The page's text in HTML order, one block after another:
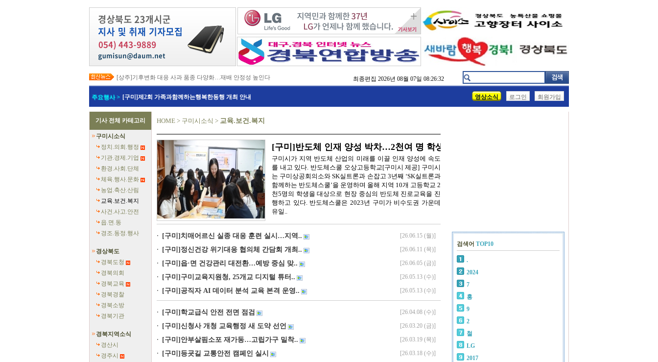
[상주]기후변화 대응 사과 품종 다양화…재배 안정성 높인다
[봉화]‘K-베트남 밸리 특구’ 최종 지정…3,476억 투입
[김천]지방세입 체납관리단 본격 가동…맞춤형 징수 나선다
[고령]가뭄 장기화 총력 대응…농업용수 확보 긴급 지원
[경북교육청]‘수리력+ 웹 콘텐츠’ 개발…맞춤형 수학 학습 지원
[경북도청]‘말산업 특구’ 키운다…한국마사회 영천 유치 공동전선
[구미]예능 타고 뜬 구미 관광…‘갓 튀긴 라면’ 판매량 6배 껑충
[경북교육청]일본 방위백서 독도 영유권 주장 강력 규탄
최종편집 2026년 08월 07일 08:26:32
주요행사 > [구미]제2회 가족과함께하는행복한동행 개최 안내 영상소식 로그인 회원가입
기사 전체 카테고리
구미시소식
정치.의회.행정
기관.경제.기업
환경.사회.단체
체육.행사.문화
농업.축산.산림
교육.보건.복지
사건.사고.안전
읍.면.동
경조.동정.행사
경상북도
경북도청
경북의회
경북교육
경북경찰
경북소방
경북기관
경북지역소식
경산시
경주시
HOME > 구미시소식 > 교육.보건.복지
[구미]반도체 인재 양성 박차…2천여 명 학생 반도체 교육 나선다
구미시가 지역 반도체 산업의 미래를 이끌 인재 양성에 속도
를 내고 있다. 반도체스쿨 오상고등학교[구미시 제공] 구미시
는 구미상공회의소와 SK실트론과 손잡고 3년째 ‘SK실트론과
함께하는 반도체스쿨’을 운영하며 올해 지역 10개 고등학교 2
천5명의 학생을 대상으로 현장 중심의 반도체 진로교육을 진
행하고 있다. 반도체스쿨은 2023년 구미가 비수도권 가운데
유일..
[구미]치매어르신 실종 대응 훈련 실시…지역.. [26.06.15 (월)]
[구미]정신건강 위기대응 협의체 간담회 개최.. [26.06.11 (목)]
[구미]읍·면 건강관리 대전환…예방 중심 맞.. [26.06.05 (금)]
[구미]구미교육지원청, 25개교 디지털 튜터.. [26.05.13 (수)]
[구미]공직자 AI 데이터 분석 교육 본격 운영.. [26.05.13 (수)]
[구미]학교급식 안전 전면 점검 [26.04.08 (수)]
[구미]신청사 개청 교육행정 새 도약 선언 [26.03.20 (금)]
[구미]안부살핌소포 재가동…고립가구 밀착.. [26.03.19 (목)]
[구미]등굣길 교통안전 캠페인 실시 [26.03.18 (수)]
검색어 TOP10
.
2024
7
홍
9
2
철
LG
2017